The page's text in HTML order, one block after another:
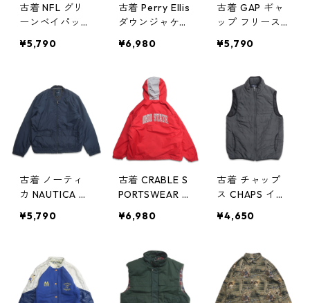
古着 NFL グリ
ーンベイパッカ
カージャケット
¥5,790
古着 Perry Ellis
ダウンジャケッ
記：S gd404
¥6,980
古着 GAP ギャ
ップ フリース
ネイビー 表
4069n w41128
¥5,790
古着 ノーティ
カ NAUTICA ポ
ャケット ネイ
w41128
¥5,790
古着 CRABLE S
PORTSWEAR O
テート カレッ
アップ パーカ
ージャケット
表記：XL gd4
04058n w4112
¥6,980
古着 チャップ
ス CHAPS イン
ト ダウンジャ
表記：S gd40
4057n w41127
¥4,650